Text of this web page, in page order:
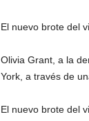
El nuevo brote del
Olivia Grant, a la
York, a través de
El nuevo brote del